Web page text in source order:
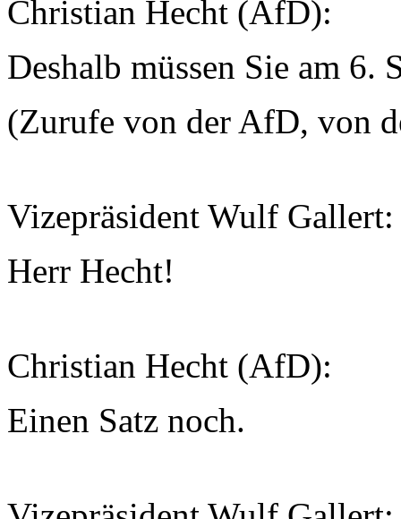
Christian Hecht (AfD):
Deshalb müssen Sie am 6.
(Zurufe von der AfD, von
Vizepräsident Wulf Gallert:
Herr Hecht!
Christian Hecht (AfD):
Einen Satz noch.